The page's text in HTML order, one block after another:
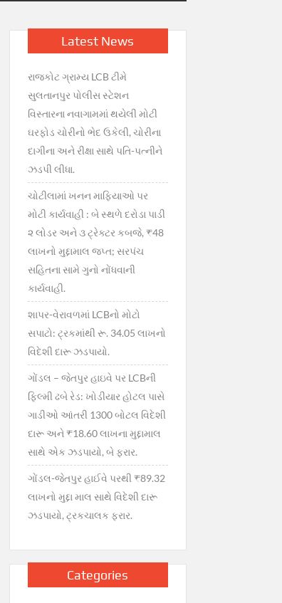
Latest News
રાજકોટ ગ્રામ્ય LCB ટીમે
સુલતાનપુર પોલીસ સ્ટેશન
વિસ્તારના નવાગામમાં થયેલી મોટી
ઘરફોડ ચોરીનો ભેદ ઉકેલી, ચોરીના
દાગીના અને રીક્ષા સાથે પતિ-પત્નીને
ઝડપી લીધા.
ચોટીલામાં ખનન માફિયાઓ પર
મોટી કાર્યવાહી : બે સ્થળે દરોડા પાડી
૨ લોડર અને ૩ ટ્રેક્ટર કબજે, ₹48
લાખનો મુદ્દામાલ જપ્ત; સરપંચ
સહિતના સામે ગુનો નોંધવાની
કાર્યવાહી.
શાપર-વેરાવળમાં LCBનો મોટો
સપાટો: ટ્રકમાંથી રૂ. 34.05 લાખનો
વિદેશી દારૂ ઝડપાયો.
ગોંડલ – જેતપુર હાઇવે પર LCBની
ફિલ્મી ઢબે રેડ: ખોડીયાર હોટલ પાસે
ગાડીઓ આંતરી 1300 બોટલ વિદેશી
દારૂ અને ₹18.60 લાખના મુદ્દામાલ
સાથે એક ઝડપાયો, બે ફરાર.
ગોંડલ-જેતપુર હાઈવે પરથી ₹89.32
લાખનો મુદ્દા માલ સાથે વિદેશી દારૂ
ઝડપાયો, ટ્રકચાલક ફરાર.
Categories